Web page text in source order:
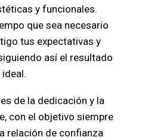
y funcionales.
que sea necesario
tus expectativas y
así el resultado
ideal.
de la dedicación y la
con el objetivo siempre
relación de confianza